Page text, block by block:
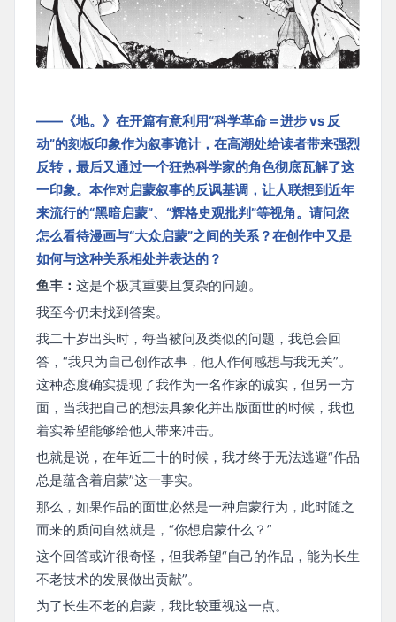
——《地。》在开篇有意利用“科学革命＝进步 vs 反
动”的刻板印象作为叙事诡计，在高潮处给读者带来强烈
反转，最后又通过一个狂热科学家的角色彻底瓦解了这
一印象。本作对启蒙叙事的反讽基调，让人联想到近年
来流行的“黑暗启蒙”、“辉格史观批判”等视角。请问您
怎么看待漫画与“大众启蒙”之间的关系？在创作中又是
如何与这种关系相处并表达的？
鱼丰： 这是个极其重要且复杂的问题。
我至今仍未找到答案。
我二十岁出头时，每当被问及类似的问题，我总会回
答，“我只为自己创作故事，他人作何感想与我无关”。
这种态度确实提现了我作为一名作家的诚实，但另一方
面，当我把自己的想法具象化并出版面世的时候，我也
着实希望能够给他人带来冲击。
也就是说，在年近三十的时候，我才终于无法逃避“作品
总是蕴含着启蒙”这一事实。
那么，如果作品的面世必然是一种启蒙行为，此时随之
而来的质问自然就是，“你想启蒙什么？”
这个回答或许很奇怪，但我希望“自己的作品，能为长生
不老技术的发展做出贡献”。
为了长生不老的启蒙，我比较重视这一点。